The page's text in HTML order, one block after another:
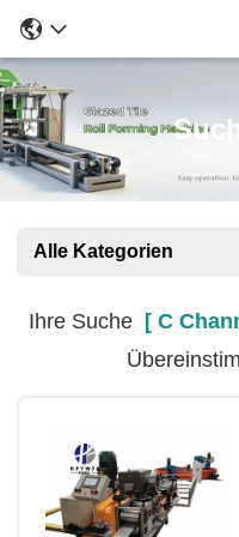
Alle Kategorien
Ihre Suche[ C